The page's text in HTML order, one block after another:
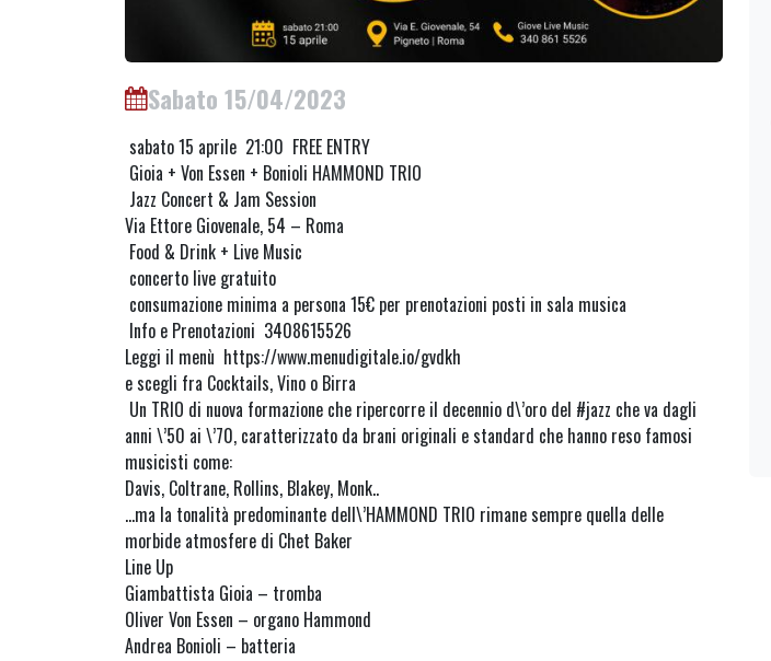
Sabato 15/04/2023
sabato 15 aprile 21:00 FREE ENTRY
Gioia + Von Essen + Bonioli HAMMOND TRIO
Jazz Concert & Jam Session
Via Ettore Giovenale, 54 – Roma
Food & Drink + Live Music
concerto live gratuito
consumazione minima a persona 15€ per prenotazioni posti in sala musica
Info e Prenotazioni 3408615526
Leggi il menù https://www.menudigitale.io/gvdkh
e scegli fra Cocktails, Vino o Birra
Un TRIO di nuova formazione che ripercorre il decennio d\’oro del #jazz che va dagli
anni \’50 ai \’70, caratterizzato da brani originali e standard che hanno reso famosi
musicisti come:
Davis, Coltrane, Rollins, Blakey, Monk..
…ma la tonalità predominante dell\’HAMMOND TRIO rimane sempre quella delle
morbide atmosfere di Chet Baker
Line Up
Giambattista Gioia – tromba
Oliver Von Essen – organo Hammond
Andrea Bonioli – batteria